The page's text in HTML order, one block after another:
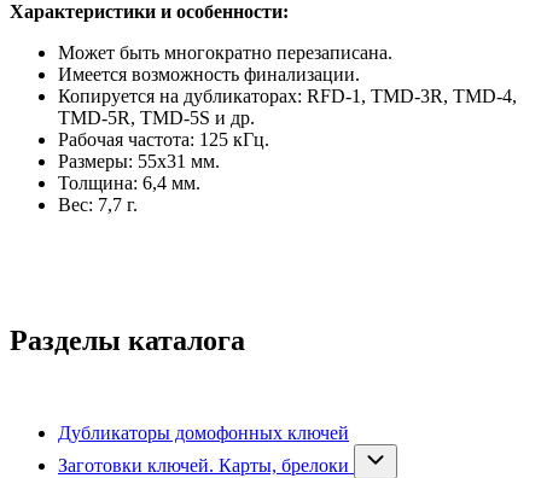
Характеристики и особенности:
Может быть многократно перезаписана.
Имеется возможность финализации.
Копируется на дубликаторах: RFD-1, TMD-3R, TMD-4,
TMD-5R, TMD-5S и др.
Рабочая частота: 125 кГц.
Размеры: 55х31 мм.
Толщина: 6,4 мм.
Вес: 7,7 г.
Разделы каталога
Дубликаторы домофонных ключей
Заготовки ключей. Карты, брелоки